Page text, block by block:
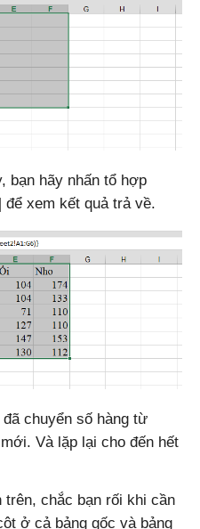
bạn hãy nhấn tổ hợp
để xem kết quả trả về.
chuyển số hàng từ
Và lặp lại cho đến hết
chắc bạn rối khi cần
ở cả bảng gốc và bảng